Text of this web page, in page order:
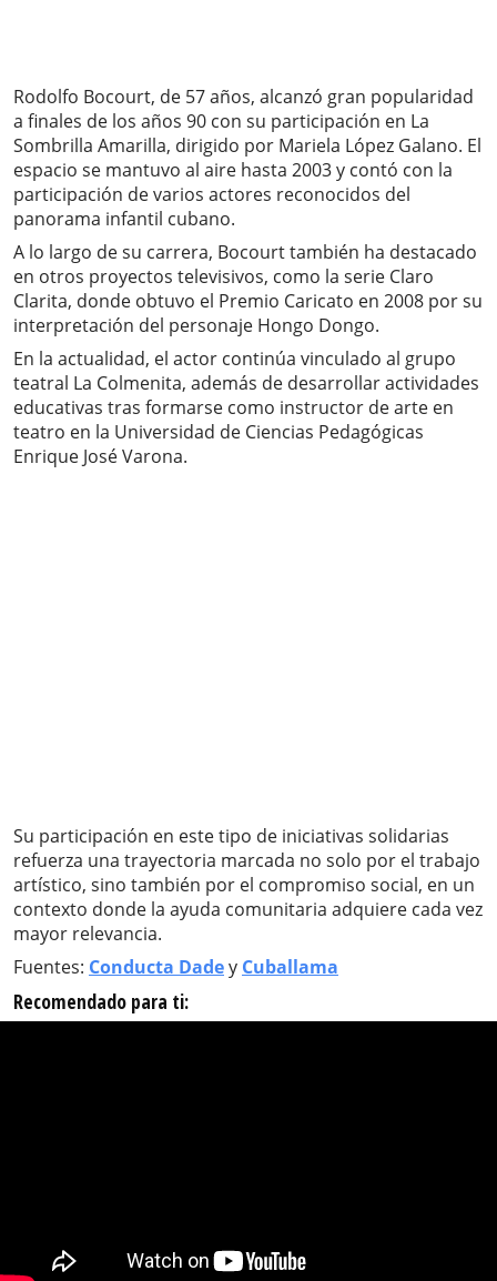
Rodolfo Bocourt, de 57 años, alcanzó gran popularidad
a finales de los años 90 con su participación en La
Sombrilla Amarilla, dirigido por Mariela López Galano. El
espacio se mantuvo al aire hasta 2003 y contó con la
participación de varios actores reconocidos del
panorama infantil cubano.
A lo largo de su carrera, Bocourt también ha destacado
en otros proyectos televisivos, como la serie Claro
Clarita, donde obtuvo el Premio Caricato en 2008 por su
interpretación del personaje Hongo Dongo.
En la actualidad, el actor continúa vinculado al grupo
teatral La Colmenita, además de desarrollar actividades
educativas tras formarse como instructor de arte en
teatro en la Universidad de Ciencias Pedagógicas
Enrique José Varona.
Su participación en este tipo de iniciativas solidarias
refuerza una trayectoria marcada no solo por el trabajo
artístico, sino también por el compromiso social, en un
contexto donde la ayuda comunitaria adquiere cada vez
mayor relevancia.
Fuentes: Conducta Dadey Cuballama
Recomendado para ti: